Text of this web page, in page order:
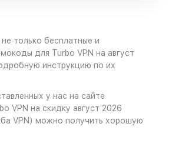
только бесплатные и
для Turbo VPN на август
инструкцию по их
у нас на сайте
VPN на скидку август 2026
VPN) можно получить хорошую